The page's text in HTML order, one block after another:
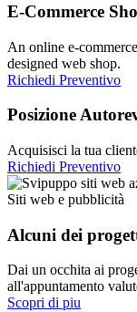
E-Commerce
An online e-
designed web shop.
Richiedi Preventivo
Posizione
Acquisisci la tua
Richiedi Preventivo
Siti web e pubblicità
Alcuni dei
Dai un occhita ai
all'appuntamento
Scopri di piu